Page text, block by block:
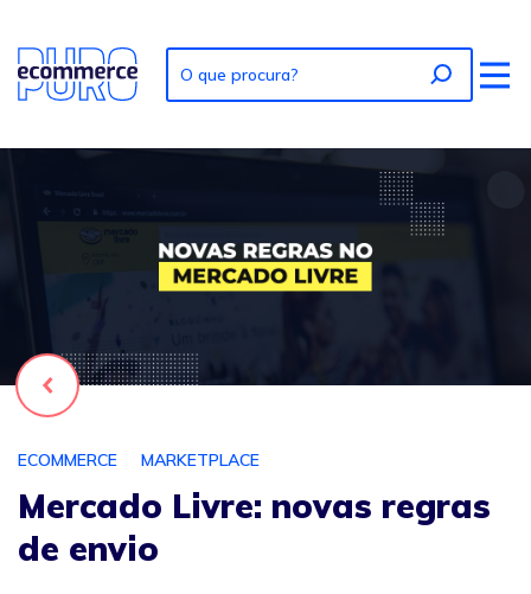
Foto: Mercado Livre: novas regras de envio
Voltar
ECOMMERCE MARKETPLACE
Mercado Livre: novas regras
de envio